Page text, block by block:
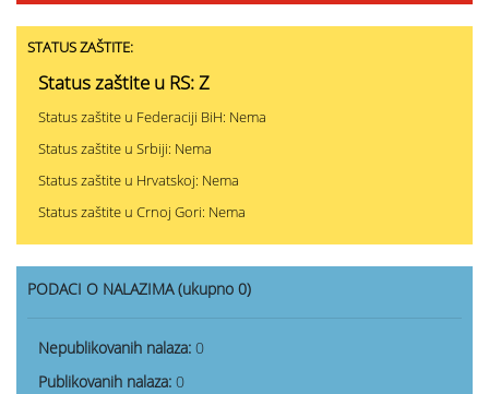
STATUS ZAŠTITE:
Status zaštite u RS: Z
Status zaštite u Federaciji BiH: Nema
Status zaštite u Srbiji: Nema
Status zaštite u Hrvatskoj: Nema
Status zaštite u Crnoj Gori: Nema
PODACI O NALAZIMA (ukupno 0)
Nepublikovanih nalaza: 0
Publikovanih nalaza: 0